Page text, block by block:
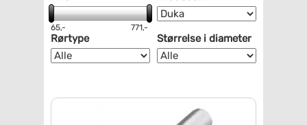
65,- 771,-
Rørtype Størrelse i diameter